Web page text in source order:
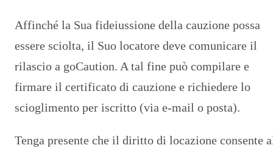
Affinché la Sua fideiussione della cauzione possa
essere sciolta, il Suo locatore deve comunicare il
rilascio a goCaution. A tal fine può compilare e
firmare il certificato di cauzione e richiedere lo
scioglimento per iscritto (via e-mail o posta).
Tenga presente che il diritto di locazione consente